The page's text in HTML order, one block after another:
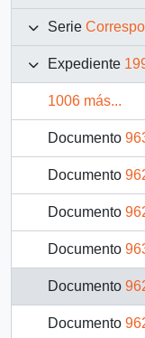
Serie
Expediente
1006 más...
Documento 9631-
Documento 9629-
Documento
Documento 9631-
Documento 9629-
Documento